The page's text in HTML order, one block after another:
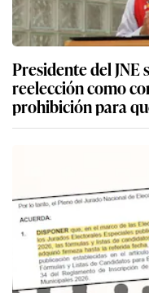
Presidente del JNE
reelección como
prohibición para